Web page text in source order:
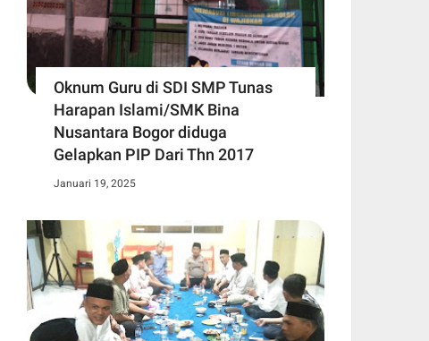
Oknum Guru di SDI SMP Tunas
Harapan Islami/SMK Bina
Nusantara Bogor diduga
Gelapkan PIP Dari Thn 2017
Januari 19, 2025